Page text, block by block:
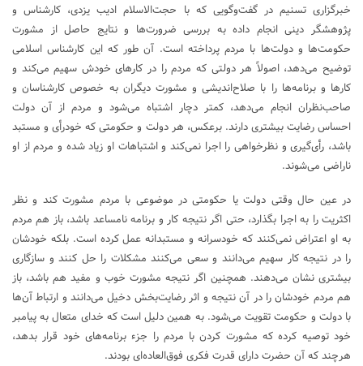
خبرگزاری تسنیم در گفت‌وگویی که با حجت‌الاسلام ادیب یزدی، کارشناس و
پژوهشگر دینی انجام داده به بررسی ضرورت‌ها و نتایج حاصل از مشورت
حکومت‌ها و دولت‌ها با مردم پرداخته است. آن طور که این کارشناس اسلامی
توضیح می‌دهد، اصولاً هر دولتی که مردم را در کارهای خودش سهیم می‌کند و
کارها و برنامه‌ها را با صلاح‌اندیشی و مشورت دیگران به خصوص کارشناسان و
صاحب‌نظران انجام می‌دهد، کمتر دچار اشتباه می‌شود و مردم از آن دولت
احساس رضایت بیشتری دارند. برعکس، هر دولت و حکومتی که خودرأی و مستبد
باشد، رأی‌گیری و نظرخواهی را اجرا نمی‌کند و اشتباهات او زیاد شده و مردم از او
ناراضی می‌شوند.
در عین حال وقتی دولت یا حکومتی در موضوعی با مردم مشورت کند و نظر
اکثریت را به اجرا بگذارد، حتی اگر نتیجه کار و برنامه نامساعد باشد، باز هم مردم
به او اعتراض نمی‌کنند که خودسرانه و مستبدانه عمل کرده است. بلکه خودشان
را در نتیجه کار سهیم می‌دانند و سعی می‌کنند مشکلات را حل کنند و سازگاری
بیشتری نشان می‌دهند. همچنین اگر نتیجه مشورت خوب و مفید هم باشد، باز
هم مردم خودشان را در آن نتیجه و اثر رضایت‌بخش دخیل می‌دانند و ارتباط آن‌ها
با دولت و حکومت تقویت می‌شود. به همین دلیل است که خدای متعال به پیامبر
خود توصیه کرده که مشورت کردن با مردم را جزء برنامه‌های خود قرار بدهد،
هرچند که آن حضرت دارای قدرت فکری فوق‌العاده‌ای بودند.